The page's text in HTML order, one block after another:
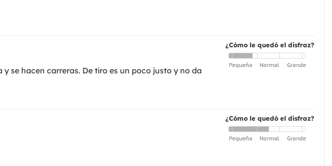
¿Cómo le quedó el disfraz?
se hacen carreras. De tiro es un poco justo y no da
¿Cómo le quedó el disfraz?